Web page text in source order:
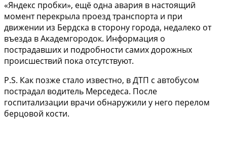
«Яндекс пробки», ещё одна авария в настоящий
момент перекрыла проезд транспорта и при
движении из Бердска в сторону города, недалеко от
въезда в Академгородок. Информация о
пострадавших и подробности самих дорожных
происшествий пока отсутствуют.
P.S. Как позже стало известно, в ДТП с автобусом
пострадал водитель Мерседеса. После
госпитализации врачи обнаружили у него перелом
берцовой кости.